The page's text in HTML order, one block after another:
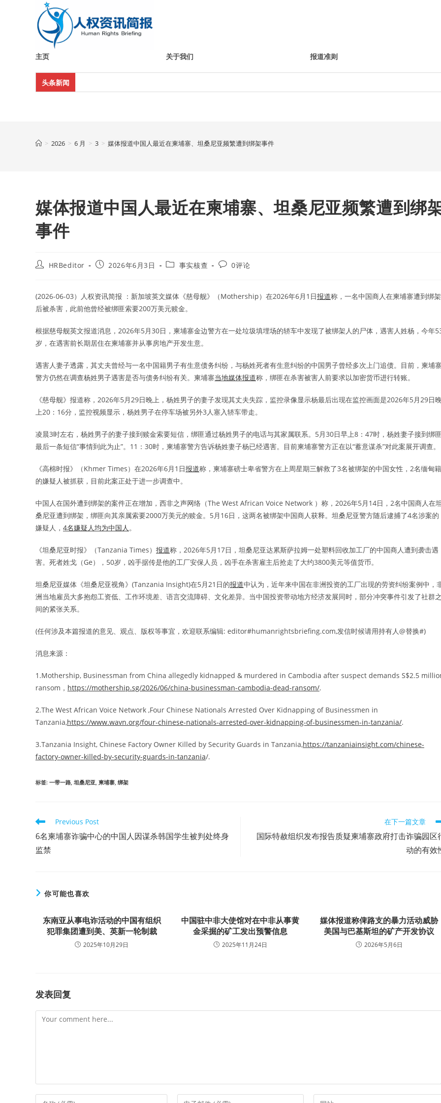
主页 关于我们 报道准则
头条新闻
> 2026 > 6 月 > 3 > 媒体报道中国人最近在柬埔寨、坦桑尼亚频繁遭到绑架事件
媒体报道中国人最近在柬埔寨、坦桑尼亚频繁遭到绑
事件
PostHRBeditor
Post2026年6月3日
Post事实核查
Post0评论
(2026-06-03）人权资讯简报 ：新加坡英文媒体《慈母舰》（Mothership）在2026年6月1日报道称，一名中国商人在柬埔寨遭到绑架
后被杀害，此前他曾经被绑匪索要200万美元赎金。
根据慈母舰英文报道消息，2026年5月30日，柬埔寨金边警方在一处垃圾填埋场的轿车中发现了被绑架人的尸体，遇害人姓杨，今年
岁，在遇害前长期居住在柬埔寨并从事房地产开发生意。
遇害人妻子透露，其丈夫曾经与一名中国籍男子有生意债务纠纷，与杨姓死者有生意纠纷的中国男子曾经多次上门追债。目前，柬埔寨
警方仍然在调查杨姓男子遇害是否与债务纠纷有关。柬埔寨当地媒体报道称，绑匪在杀害被害人前要求以加密货币进行转账。
《慈母舰》报道称，2026年5月29日晚上，杨姓男子的妻子发现其丈夫失踪，监控录像显示杨最后出现在监控画面是2026年5月29日
上20：16分，监控视频显示，杨姓男子在停车场被另外3人塞入轿车带走。
凌晨3时左右，杨姓男子的妻子接到赎金索要短信，绑匪通过杨姓男子的电话与其家属联系。5月30日早上8：47时，杨姓妻子接到绑匪
最后一条短信“事情到此为止”。11：30时，柬埔寨警方告诉杨姓妻子杨已经遇害。目前柬埔寨警方正在以“蓄意谋杀”对此案展开调查。
《高棉时报》（Khmer Times）在2026年6月1日报道称，柬埔寨磅士卑省警方在上周星期三解救了3名被绑架的中国女性，2名缅甸籍
的嫌疑人被抓获，目前此案正处于进一步调查中。
中国人在国外遭到绑架的案件正在增加，西非之声网络（The West African Voice Network ）称，2026年5月14日，2名中国商人在坦
桑尼亚遭到绑架，绑匪向其亲属索要2000万美元的赎金。5月16日，这两名被绑架中国商人获释。坦桑尼亚警方随后逮捕了4名涉案的
嫌疑人， 4名嫌疑人均为中国人 。
《坦桑尼亚时报》（Tanzania Times） 报道称，2026年5月17日，坦桑尼亚达累斯萨拉姆一处塑料回收加工厂的中国商人遭到袭击遇
害。死者姓戈（Ge），50岁，凶手据传是他的工厂安保人员，凶手在杀害雇主后抢走了大约3800美元等值货币。
坦桑尼亚媒体《坦桑尼亚视角》(Tanzania Insight)在5月21日的报道中认为，近年来中国在非洲投资的工厂出现的劳资纠纷案例中，
洲当地雇员大多抱怨工资低、工作环境差、语言交流障碍、文化差异。当中国投资带动地方经济发展同时，部分冲突事件引发了社群之
间的紧张关系。
(任何涉及本篇报道的意见、观点、版权等事宜，欢迎联系编辑: editor#humanrightsbriefing.com,发信时候请用持有人@替换#)
消息来源：
1.Mothership, Businessman from China allegedly kidnapped & murdered in Cambodia after suspect demands S$2.5
ransom， https://mothership.sg/2026/06/china-businessman-cambodia-dead-ransom/.
2.The West African Voice Network ,Four Chinese Nationals Arrested Over Kidnapping of Businessmen in
Tanzania,https://www.wavn.org/four-chinese-nationals-arrested-over-kidnapping-of-businessmen-in-tanzania/.
3.Tanzania Insight, Chinese Factory Owner Killed by Security Guards in Tanzania,https://tanzaniainsight.com/chinese-
factory-owner-killed-by-security-guards-in-tanzania/.
标签: 一带一路 坦桑尼亚 柬埔寨 绑架
Read
articles
Previous Post
6名柬埔寨诈骗中心的中国人因谋杀韩国学生被判处终身
监禁
在下一篇文章
国际特赦组织发布报告质疑柬埔寨政府打击诈骗园区
动的有效
你可能也喜欢
东南亚从事电诈活动的中国有组织
犯罪集团遭到美、英新一轮制裁
2025年10月29日
中国驻中非大使馆对在中非从事黄
金采掘的矿工发出预警信息
2025年11月24日
媒体报道称俾路支的暴力活动威胁
美国与巴基斯坦的矿产开发协议
2026年5月6日
发表回复
Comment
Enter Enter Enter